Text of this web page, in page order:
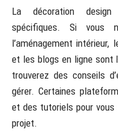
La décoration
spécifiques. Si vous
l’aménagement
et les blogs en ligne sont
trouverez des conseils
gérer. Certaines
et des tutoriels pour vous
projet.